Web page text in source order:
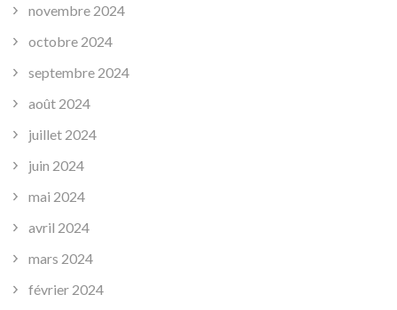
novembre 2024
octobre 2024
septembre 2024
août 2024
juillet 2024
juin 2024
mai 2024
avril 2024
mars 2024
février 2024